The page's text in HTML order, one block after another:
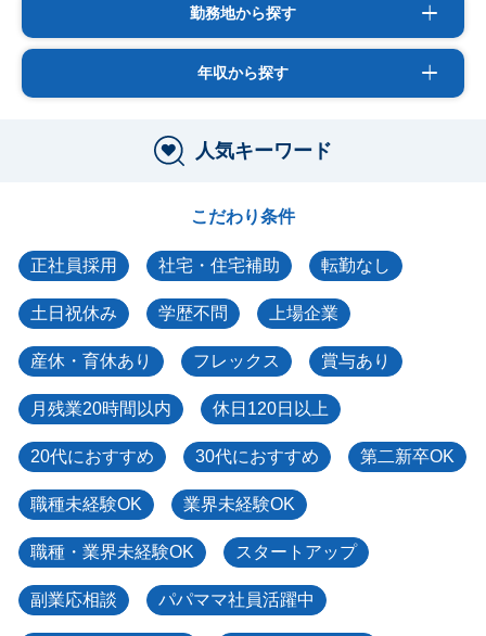
勤務地から探す
年収から探す
人気キーワード
こだわり条件
正社員採用 社宅・住宅補助 転勤なし
土日祝休み 学歴不問 上場企業
産休・育休あり フレックス 賞与あり
月残業20時間以内 休日120日以上
20代におすすめ 30代におすすめ 第二新卒OK
職種未経験OK 業界未経験OK
職種・業界未経験OK スタートアップ
副業応相談 パパママ社員活躍中